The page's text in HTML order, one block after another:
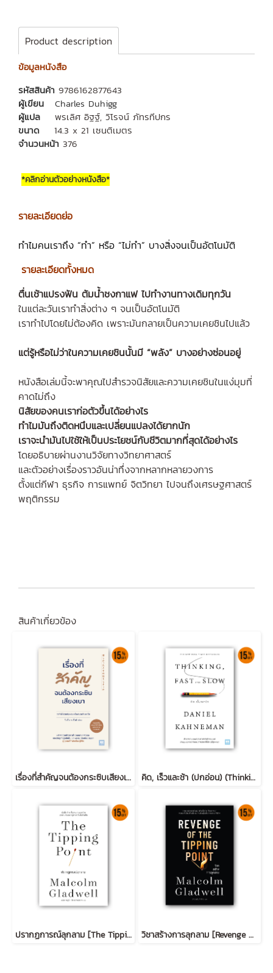
Product description
ข้อมูลหนังสือ
รหัสสินค้า 9786162877643
ผู้เขียน
Charles Duhigg
ผู้แปล พรเลิศ อิฐฐ์, วิโรจน์ ภัทรทีปกร
ขนาด 14.3 x 21 เซนติเมตร
จำนวนหน้า 376
*คลิกอ่านตัวอย่างหนังสือ*
รายละเอียดย่อ
ทำไมคนเราถึง “ทำ” หรือ “ไม่ทำ” บางสิ่งจนเป็นอัตโนมัติ
รายละเอียดทั้งหมด
ตื่นเช้าแปรงฟัน ต้มน้ำชงกาแฟ ไปทำงานทางเดิมทุกวัน
ในแต่ละวันเราทำสิ่งต่าง ๆ จนเป็นอัตโนมัติ
เราทำไปโดยไม่ต้องคิด เพราะมันกลายเป็นความเคยชินไปแล้ว
แต่รู้หรือไม่ว่าในความเคยชินนั้นมี “พลัง” บางอย่างซ่อนอยู่
หนังสือเล่มนี้จะพาคุณไปสำรวจนิสัยและความเคยชินในแง่มุมที่
คาดไม่ถึง
นิสัยของคนเราก่อตัวขึ้นได้อย่างไร
ทำไมมันถึงติดหนึบและเปลี่ยนแปลงได้ยากนัก
เราจะนำมันไปใช้ให้เป็นประโยชน์กับชีวิตมากที่สุดได้อย่างไร
โดยอธิบายผ่านงานวิจัยทางวิทยาศาสตร์
และตัวอย่างเรื่องราวอันน่าทึ่งจากหลากหลายวงการ
ตั้งแต่กีฬา ธุรกิจ การแพทย์ จิตวิทยา ไปจนถึงเศรษฐศาสตร์
พฤติกรรม
สินค้าเกี่ยวข้อง
เรื่องที่สำคัญจนต้องกระซิบเสียงเบา (苦しかったときの話をしようか) คิด, เร็วและช้า (ปกอ่อน) (Thinking, Fast and Slow)
ปรากฏการณ์ลุกลาม [The Tipping Point] (classic collection) วิชาสร้างการลุกลาม [Revenge of the Tipping Point]